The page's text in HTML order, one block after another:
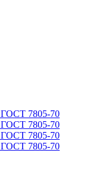
7805-70
7805-70
7805-70
7805-70